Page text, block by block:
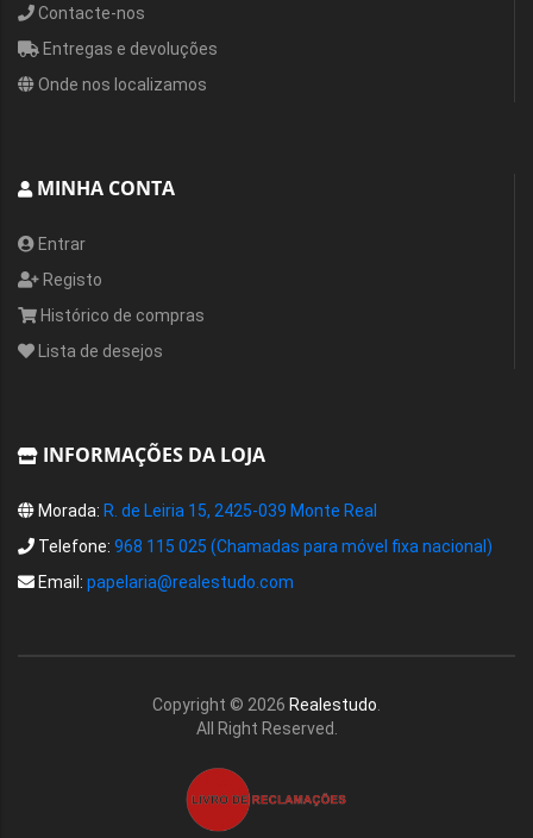
Contacte-nos
Entregas e devoluções
Onde nos localizamos
MINHA CONTA
Entrar
Registo
Histórico de compras
Lista de desejos
INFORMAÇÕES DA LOJA
Morada: R. de Leiria 15, 2425-039 Monte Real
Telefone: 968 115 025 (Chamadas para móvel fixa nacional)
Email: papelaria@realestudo.com
Copyright © 2026 Realestudo
All Right Reserved.